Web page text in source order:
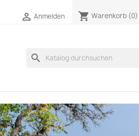
 Anmelden shopping_cart Warenkorb (0)
search